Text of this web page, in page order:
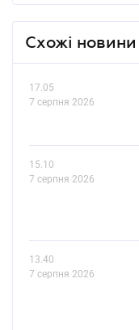
Схожі новини
17.05
7 серпня 2026
15.10
7 серпня 2026
13.40
7 серпня 2026